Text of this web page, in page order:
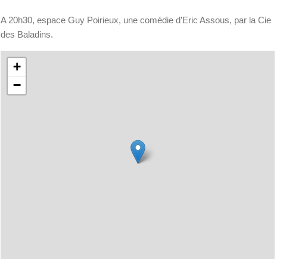
A 20h30, espace Guy Poirieux, une comédie d’Eric Assous, par la Cie
des Baladins.
+
−